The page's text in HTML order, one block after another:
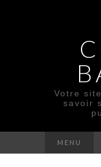
Votre
savoir
MENU